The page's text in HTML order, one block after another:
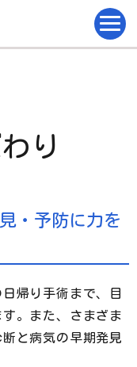
り
・予防に力を
帰り手術まで、目
。また、さまざま
と病気の早期発見